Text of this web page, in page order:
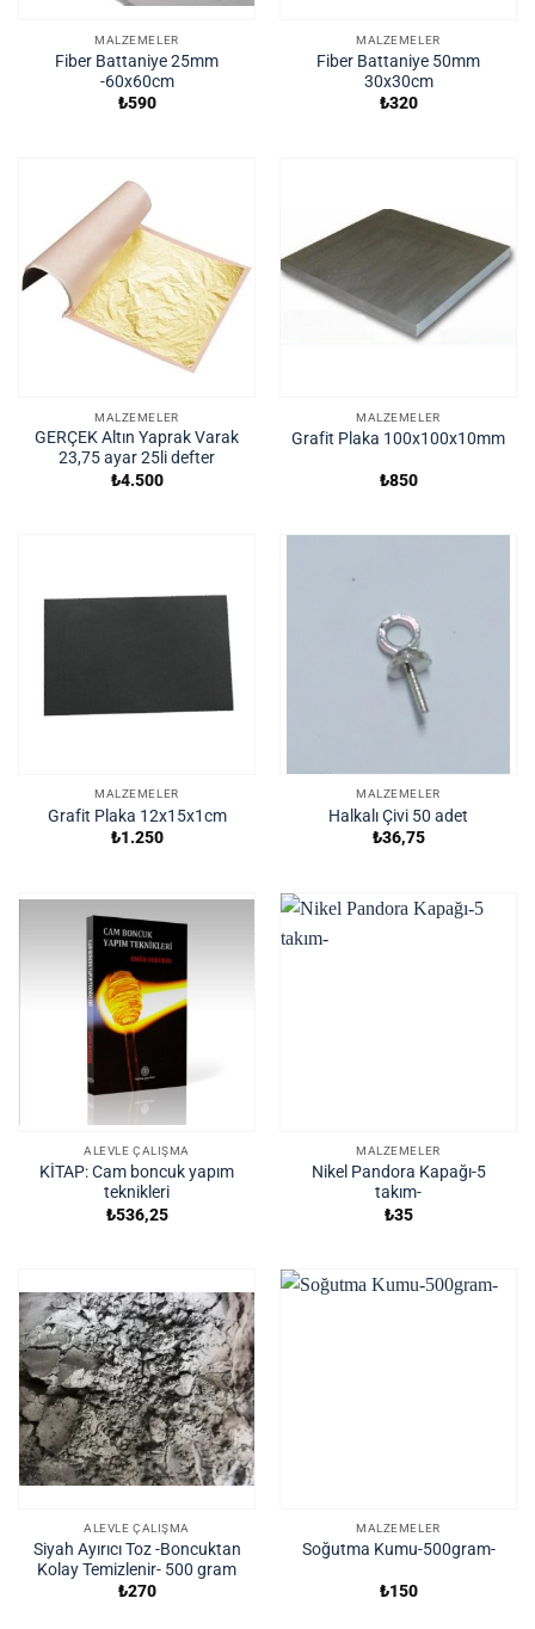
MALZEMELER
Fiber Battaniye 25mm
-60x60cm
₺590
MALZEMELER
Fiber Battaniye 50mm
30x30cm
₺320
MALZEMELER
GERÇEK Altın Yaprak Varak
23,75 ayar 25li defter
₺4.500
MALZEMELER
Grafit Plaka 100x100x10mm
₺850
MALZEMELER
Grafit Plaka 12x15x1cm
₺1.250
MALZEMELER
Halkalı Çivi 50 adet
₺36,75
ALEVLE ÇALIŞMA
KİTAP: Cam boncuk yapım
teknikleri
₺536,25
MALZEMELER
Nikel Pandora Kapağı-5
takım-
₺35
ALEVLE ÇALIŞMA
Siyah Ayırıcı Toz -Boncuktan
Kolay Temizlenir- 500 gram
₺270
MALZEMELER
Soğutma Kumu-500gram-
₺150